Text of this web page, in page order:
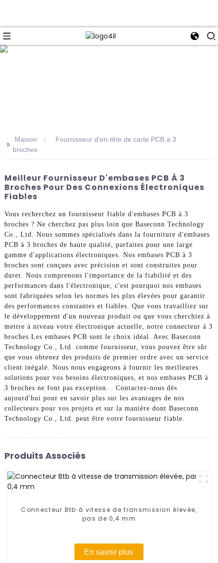
>> Maison
Fournisseur d'en-tête de carte PCB à 3
broches
Meilleur Fournisseur D'embases PCB À 3
Broches Pour Des Connexions Électroniques
Fiables
Vous recherchez un fournisseur fiable d'embases PCB à 3
broches ? Ne cherchez pas plus loin que Baseconn Technology
Co., Ltd. Nous sommes spécialisés dans la fourniture d'embases
PCB à 3 broches de haute qualité, parfaites pour une large
gamme d'applications électroniques. Nos embases PCB à 3
broches sont conçues avec précision et sont construites pour
durer. Nous comprenons l'importance de la fiabilité et des
performances dans l'électronique, c'est pourquoi nos embases
sont fabriquées selon les normes les plus élevées pour garantir
des performances constantes et fiables. Que vous travailliez sur
le développement d'un nouveau produit ou que vous cherchiez à
mettre à niveau votre électronique actuelle, notre connecteur à 3
broches Les embases PCB sont le choix idéal. Avec Baseconn
Technology Co., Ltd. comme fournisseur, vous pouvez être sûr
que vous obtenez des produits de premier ordre avec un service
client inégalé. Nous nous engageons à fournir les meilleures
solutions pour vos besoins électroniques, et nos embases PCB à
3 broches ne font pas exception. . Contactez-nous dès
aujourd'hui pour en savoir plus sur les avantages de nos
collecteurs pour vos projets et sur la manière dont Baseconn
Technology Co., Ltd. peut être votre fournisseur fiable.
Produits Associés
Connecteur Btb à vitesse de transmission élevée,
pas de 0,4 mm
En savoir plus